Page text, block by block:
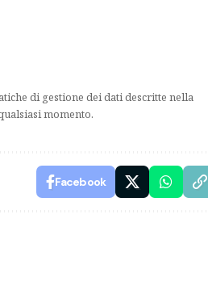
di gestione dei dati descritte nella
momento.
Facebook